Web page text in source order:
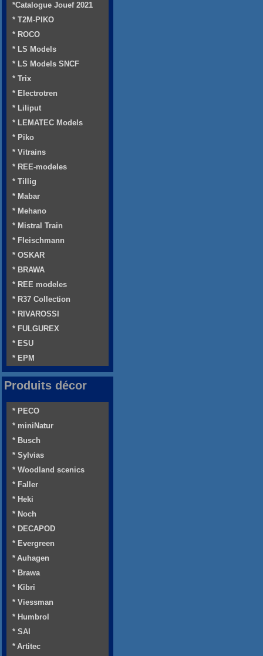
*Catalogue Jouef 2021
* T2M-PIKO
* ROCO
* LS Models
* LS Models SNCF
* Trix
* Electrotren
* Liliput
* LEMATEC Models
* Piko
* Vitrains
* REE-modeles
* Tillig
* Mabar
* Mehano
* Mistral Train
* Fleischmann
* OSKAR
* BRAWA
* REE modeles
* R37 Collection
* RIVAROSSI
* FULGUREX
* ESU
* EPM
Produits décor
* PECO
* miniNatur
* Busch
* Sylvias
* Woodland scenics
* Faller
* Heki
* Noch
* DECAPOD
* Evergreen
* Auhagen
* Brawa
* Kibri
* Viessman
* Humbrol
* SAI
* Artitec